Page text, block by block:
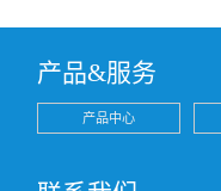
产品&服务
产品中心